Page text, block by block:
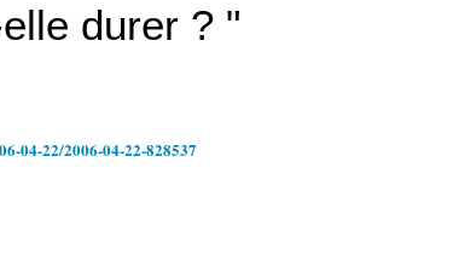
durer ? "
04-22/2006-04-22-828537